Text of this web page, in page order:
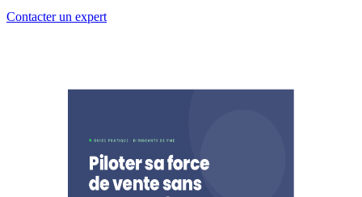
Contacter un expert